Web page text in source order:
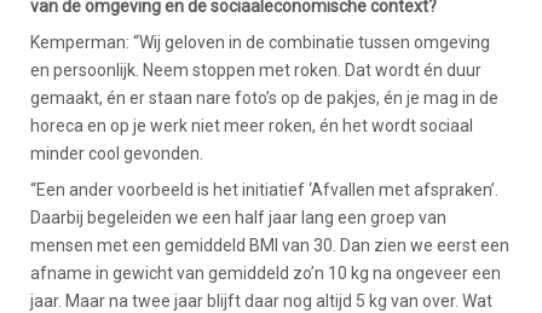
van de omgeving en de sociaaleconomische context?
Kemperman: “Wij geloven in de combinatie tussen omgeving
en persoonlijk. Neem stoppen met roken. Dat wordt én duur
gemaakt, én er staan nare foto’s op de pakjes, én je mag in de
horeca en op je werk niet meer roken, én het wordt sociaal
minder cool gevonden.
“Een ander voorbeeld is het initiatief ‘Afvallen met afspraken’.
Daarbij begeleiden we een half jaar lang een groep van
mensen met een gemiddeld BMI van 30. Dan zien we eerst een
afname in gewicht van gemiddeld zo’n 10 kg na ongeveer een
jaar. Maar na twee jaar blijft daar nog altijd 5 kg van over. Wat